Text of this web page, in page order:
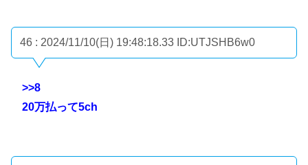
46 : 2024/11/10(日) 19:48:18.33 ID:UTJSHB6w0
>>8
20万払って5ch